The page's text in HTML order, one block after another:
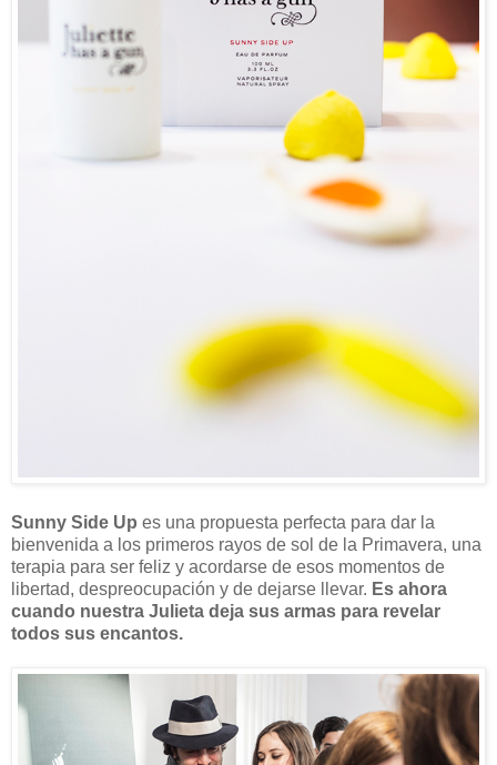
Sunny Side Up es una propuesta perfecta para dar la
bienvenida a los primeros rayos de sol de la Primavera, una
terapia para ser feliz y acordarse de esos momentos de
libertad, despreocupación y de dejarse llevar. Es ahora
cuando nuestra Julieta deja sus armas para revelar
todos sus encantos.